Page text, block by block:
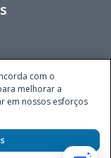
0001-84), com
3º andar, Itaim Bibi, no
133, Brasil - empresa
conforme Portaria nº
11.2.2025.
com o
melhorar a
em nossos esforços